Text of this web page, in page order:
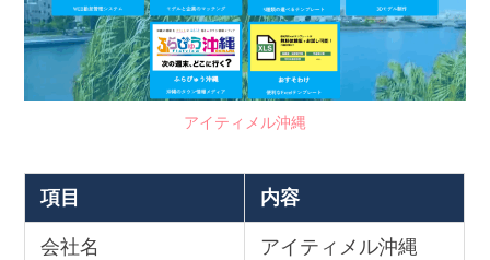
アイティメル沖縄
項目 内容
会社名 アイティメル沖縄